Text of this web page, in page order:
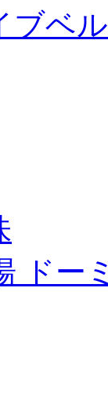
ブベ
ドー